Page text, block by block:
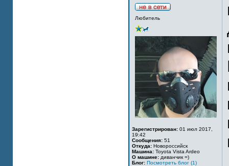
Любитель
Зарегистрирован: 01 июл 2017,
19:42
Сообщения: 51
Откуда: Новороссийск
Машина: Toyota Vista Ardeo
О машине: диванчик =)
Блог: Посмотреть блог (1)